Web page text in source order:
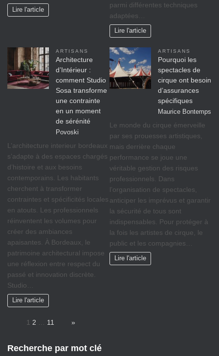
Lire l'article
parmi différentes techniques
adaptées…
Lire l'article
ARTISANS
Architecture
d’Intérieur :
comment Studio
Sosa transforme
une contrainte
en un moment
de sérénité
Povoski
L’architecture interieur bordeaux
s’adapte à des espaces chargés
d’histoire et aux besoins
contemporains. Les habitants
cherchent à transformer
contraintes et spécificités locales
en atouts. Les professionnels
réinventent les volumes pour
créer des ambiances
apaisantes. À Bordeaux, le
patrimoine architectural impose
une réflexion entre respect du
passé et innovation discrète.
Studio…
Lire l'article
ARTISANS
Pourquoi les
spectacles de
cirque ont besoin
d’assurances
spécifiques
Maurice Bontemps
Le monde du cirque émerveille
par ses prouesses artistiques,
mais derrière chaque
performance se joue une
véritable gestion des risques
professionnels. Dans
l’organisation de spectacles,
anticiper les imprévus et garantir
la sécurité de tous sont
indispensables. Pour protéger à
la fois les artistes de cirque, le
public et les compagnies…
Lire l'article
1 2 11 »
Recherche par mot clé